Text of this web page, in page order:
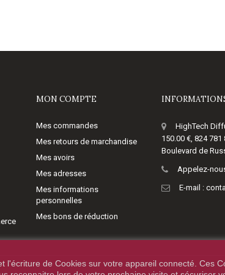
MON COMPTE
Mes commandes
Mes retours de marchandise
Mes avoirs
Mes adresses
Mes informations
personnelles
Mes bons de réduction
HighTech
150.00 €, 824 781
Boulevard de
Appelez-
E-mail :
l'écriture de Cookies sur votre appareil connecté. Ces